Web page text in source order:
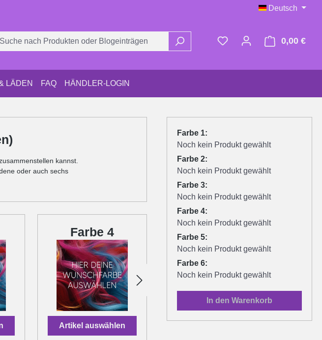
Deutsch
Du hast 0 Produkte auf
0,00 €
LÄDEN FAQ HÄNDLER-LOGIN
kannst.
oder auch sechs
Farbe 4
Artikel auswählen
Farbe 5
Farbe 1:
Noch kein Produkt gewählt
Farbe 2:
Noch kein Produkt gewählt
Farbe 3:
Noch kein Produkt gewählt
Farbe 4:
Noch kein Produkt gewählt
Farbe 5:
Noch kein Produkt gewählt
Farbe 6:
Noch kein Produkt gewählt
In den Warenkorb